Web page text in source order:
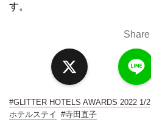
す。
Share
#GLITTER HOTELS AWARDS 2022 1/2
ホテルステイ #寺田直子